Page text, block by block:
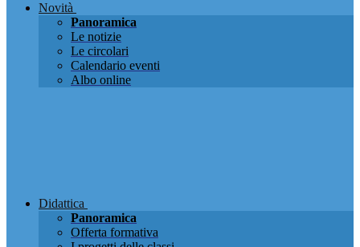
Novità
Panoramica
Le notizie
Le circolari
Calendario eventi
Albo online
Didattica
Panoramica
Offerta formativa